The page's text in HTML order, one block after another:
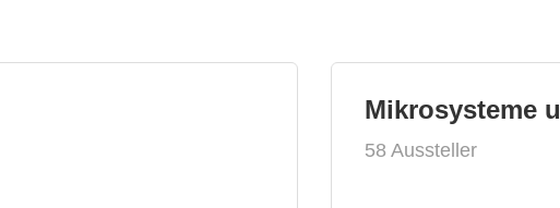
Mikrosysteme
58 Aussteller